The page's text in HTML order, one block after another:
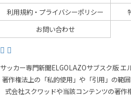
利用規約・プライバシーポリシー
お問い合わせ
サッカー専門新聞ELGOLAZOサブスク版 エ
著作権法上の「私的使用」や「引用」の範
式会社スクワッドや当該コンテンツの著作